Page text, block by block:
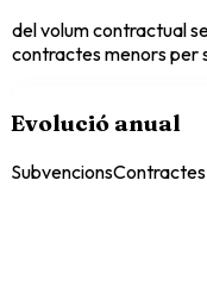
del volum contractual
contractes menors per
Evolució anual
SubvencionsContractes